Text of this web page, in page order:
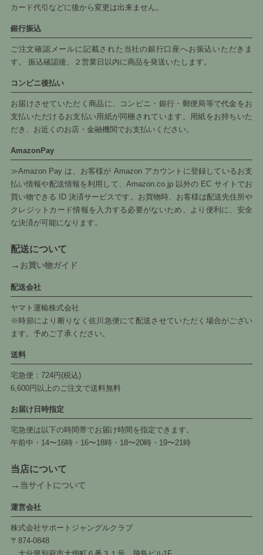
カード代引などに後から変更は出来ません。
銀行振込
ご注文確認メールに記載された当社の銀行口座へお振込いただきま
す。 振込確認後、２営業日以内に商品を発送いたします。
コンビニ後払い
お届けさせていただく商品に、コンビニ・銀行・郵便局等で代金をお
支払いただけるお支払い用紙が同梱されています。用紙をお持ちいた
だき、お近くのお店・金融機関でお支払いください。
AmazonPay
≫Amazon Pay は、お客様が Amazon アカウントに登録しているお支
払い情報や配送情報を利用して、Amazon.co.jp 以外の EC サイトでお
買い物できる ID 決済サービスです。お買物時、お客様は配送先住所や
クレジットカード情報を入力する必要がないため、より便利に、安全
な決済が可能になります。
配送について
→ お買い物ガイド
配送会社
ヤマト運輸株式会社
※時節により断りなく佐川急便にて配送させていただく場合がござい
ます。予めご了承ください。
送料
宅急便：724円(税込)
6,600円以上のご注文で送料無料
お届け日時指定
宅急便は以下の時間帯でお届け時間を指定できます。
午前中・14〜16時・16〜18時・18〜20時・19〜21時
当店について
→ 当サイトについて
運営会社
株式会社サポートジャングルクラブ
〒874-0848